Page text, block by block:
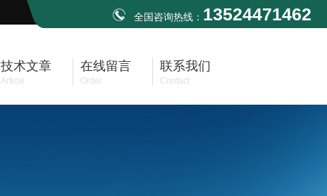
全国咨询热线： 13524471462
技术文章
Article
在线留言
Order
联系我们
Contact